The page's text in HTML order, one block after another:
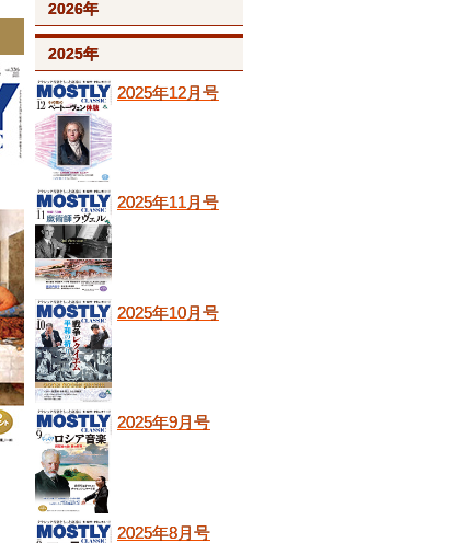
2026年
2025年
2025年12月号
2025年11月号
2025年10月号
2025年9月号
2025年8月号